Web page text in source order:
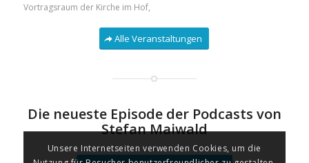
Vortragsraum der Kirche im Hof,
Alle Veranstaltungen
Die neueste Episode der Podcasts von
Stefan Maiwald
Unsere Internetseiten verwenden Cookies, um die